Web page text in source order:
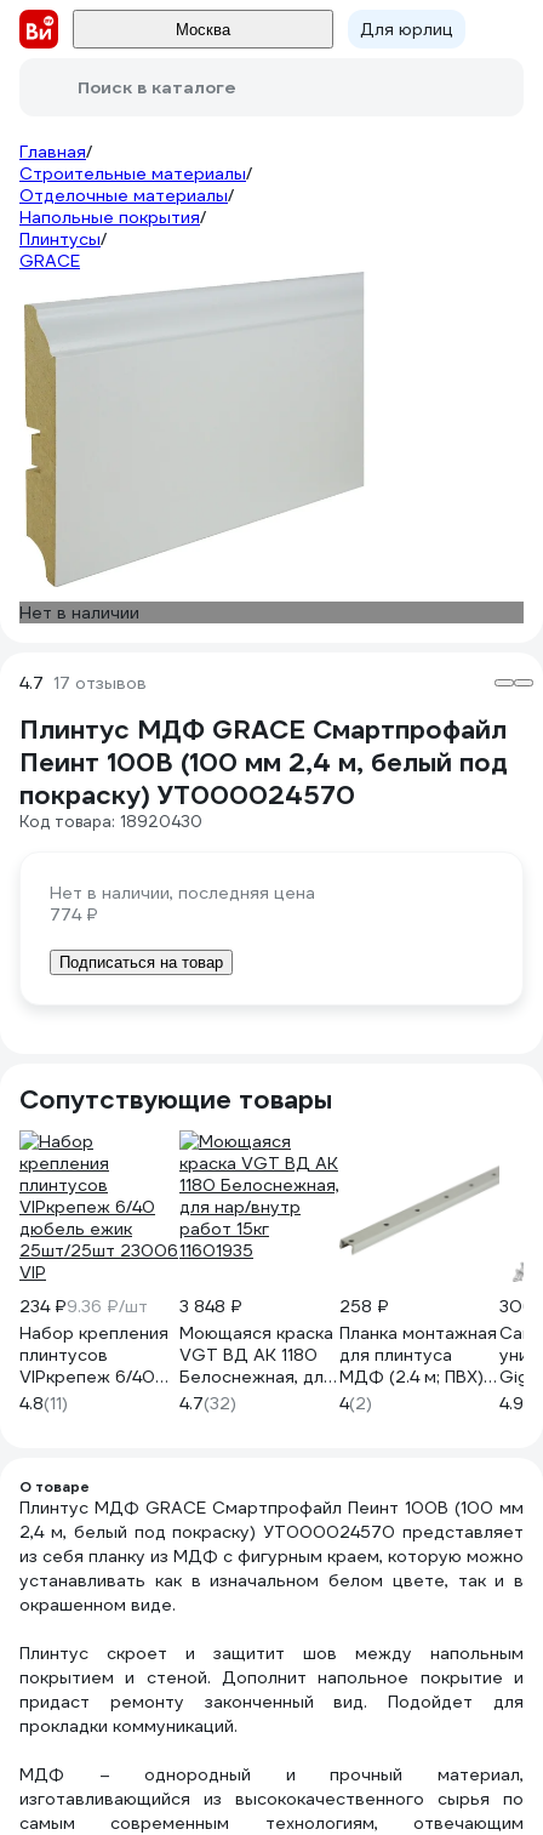
Москва Для юрлиц
Поиск в каталоге
Главная/
Строительные материалы/
Отделочные материалы/
Напольные покрытия/
Плинтусы/
GRACE
Нет в наличии
4.7 17 отзывов
Плинтус МДФ GRACE Смартпрофайл
Пеинт 100B (100 мм 2,4 м, белый под
покраску) УТ000024570
Код товара: 18920430
Нет в наличии, последняя цена
774 ₽
Подписаться на товар
Сопутствующие товары
234 ₽9.36 ₽/шт
Набор крепления
плинтусов
VIPкрепеж 6/40
дюбель ежик
25шт/25шт 23006
4.8(11)
3 848 ₽
Моющаяся краска
VGT ВД АК 1180
Белоснежная, для
нар/внутр работ
15кг 11601935
4.7(32)
258 ₽
Планка монтажная
для плинтуса
МДФ (2.4 м; ПВХ)
GRACE
УТ000012760
4(2)
306
4.9
О товаре
Плинтус МДФ GRACE Смартпрофайл Пеинт 100B (100 мм
2,4 м, белый под покраску) УТ000024570 представляет
из себя планку из МДФ с фигурным краем, которую можно
устанавливать как в изначальном белом цвете, так и в
окрашенном виде.
Плинтус скроет и защитит шов между напольным
покрытием и стеной. Дополнит напольное покрытие и
придаст ремонту законченный вид. Подойдет для
прокладки коммуникаций.
МДФ – однородный и прочный материал,
изготавливающийся из высококачественного сырья по
самым современным технологиям, отвечающим